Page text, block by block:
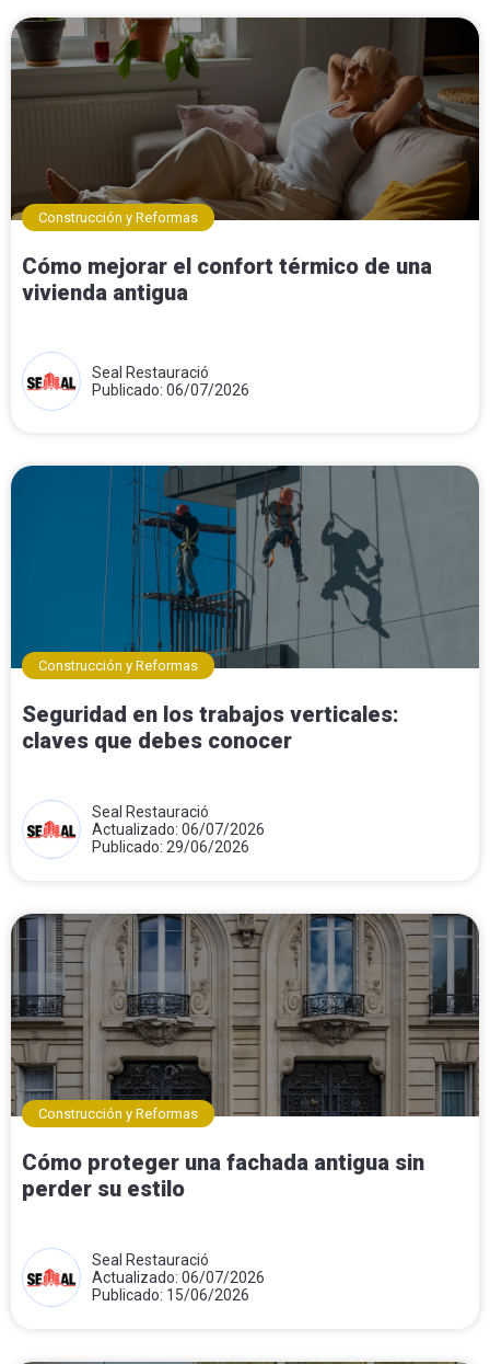
Construcción y Reformas
Cómo mejorar el confort térmico de una
vivienda antigua
Seal Restauració
Publicado: 06/07/2026
Construcción y Reformas
Seguridad en los trabajos verticales:
claves que debes conocer
Seal Restauració
Actualizado: 06/07/2026
Publicado: 29/06/2026
Construcción y Reformas
Cómo proteger una fachada antigua sin
perder su estilo
Seal Restauració
Actualizado: 06/07/2026
Publicado: 15/06/2026